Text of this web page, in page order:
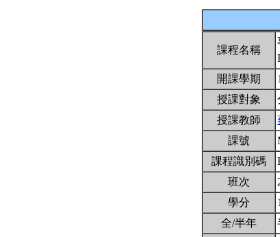
課程名稱
開課學期
授課對象
授課教師
課號
課程識別碼
班次
學分
全/半年